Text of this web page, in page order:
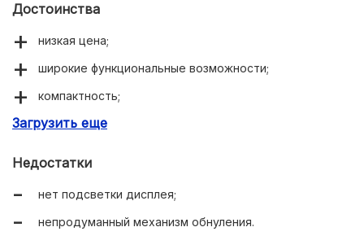
Достоинства
низкая цена;
широкие функциональные возможности;
компактность;
простота в применении.
Загрузить еще
Недостатки
нет подсветки дисплея;
непродуманный механизм обнуления.